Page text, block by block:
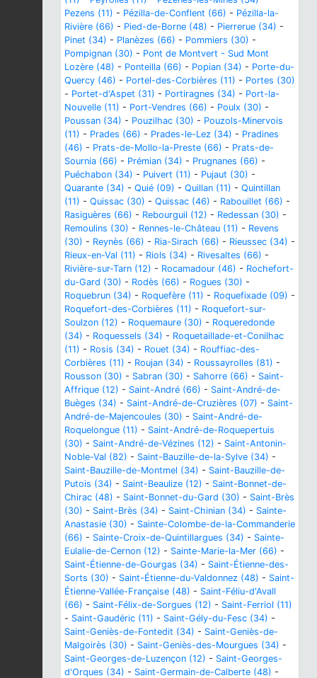
Pezens (11) - Pézilla-de-Conflent (66) - Pézilla-la-
Rivière (66) - Pied-de-Borne (48) - Pierrerue (34) -
Pinet (34) - Planèzes (66) - Pommiers (30) -
Pompignan (30) - Pont de Montvert - Sud Mont
Lozère (48) - Ponteilla (66) - Popian (34) - Porte-du-
Quercy (46) - Portel-des-Corbières (11) - Portes (30)
- Portet-d'Aspet (31) - Portiragnes (34) - Port-la-
Nouvelle (11) - Port-Vendres (66) - Poulx (30) -
Poussan (34) - Pouzilhac (30) - Pouzols-Minervois
(11) - Prades (66) - Prades-le-Lez (34) - Pradines
(46) - Prats-de-Mollo-la-Preste (66) - Prats-de-
Sournia (66) - Prémian (34) - Prugnanes (66) -
Puéchabon (34) - Puivert (11) - Pujaut (30) -
Quarante (34) - Quié (09) - Quillan (11) - Quintillan
(11) - Quissac (30) - Quissac (46) - Rabouillet (66) -
Rasiguères (66) - Rebourguil (12) - Redessan (30) -
Remoulins (30) - Rennes-le-Château (11) - Revens
(30) - Reynès (66) - Ria-Sirach (66) - Rieussec (34) -
Rieux-en-Val (11) - Riols (34) - Rivesaltes (66) -
Rivière-sur-Tarn (12) - Rocamadour (46) - Rochefort-
du-Gard (30) - Rodès (66) - Rogues (30) -
Roquebrun (34) - Roquefère (11) - Roquefixade (09) -
Roquefort-des-Corbières (11) - Roquefort-sur-
Soulzon (12) - Roquemaure (30) - Roqueredonde
(34) - Roquessels (34) - Roquetaillade-et-Conilhac
(11) - Rosis (34) - Rouet (34) - Rouffiac-des-
Corbières (11) - Roujan (34) - Roussayrolles (81) -
Rousson (30) - Sabran (30) - Sahorre (66) - Saint-
Affrique (12) - Saint-André (66) - Saint-André-de-
Buèges (34) - Saint-André-de-Cruzières (07) - Saint-
André-de-Majencoules (30) - Saint-André-de-
Roquelongue (11) - Saint-André-de-Roquepertuis
(30) - Saint-André-de-Vézines (12) - Saint-Antonin-
Noble-Val (82) - Saint-Bauzille-de-la-Sylve (34) -
Saint-Bauzille-de-Montmel (34) - Saint-Bauzille-de-
Putois (34) - Saint-Beaulize (12) - Saint-Bonnet-de-
Chirac (48) - Saint-Bonnet-du-Gard (30) - Saint-Brès
(30) - Saint-Brès (34) - Saint-Chinian (34) - Sainte-
Anastasie (30) - Sainte-Colombe-de-la-Commanderie
(66) - Sainte-Croix-de-Quintillargues (34) - Sainte-
Eulalie-de-Cernon (12) - Sainte-Marie-la-Mer (66) -
Saint-Étienne-de-Gourgas (34) - Saint-Étienne-des-
Sorts (30) - Saint-Étienne-du-Valdonnez (48) - Saint-
Étienne-Vallée-Française (48) - Saint-Féliu-d'Avall
(66) - Saint-Félix-de-Sorgues (12) - Saint-Ferriol (11)
- Saint-Gaudéric (11) - Saint-Gély-du-Fesc (34) -
Saint-Geniès-de-Fontedit (34) - Saint-Geniès-de-
Malgoirès (30) - Saint-Geniès-des-Mourgues (34) -
Saint-Georges-de-Luzençon (12) - Saint-Georges-
d'Orques (34) - Saint-Germain-de-Calberte (48) -